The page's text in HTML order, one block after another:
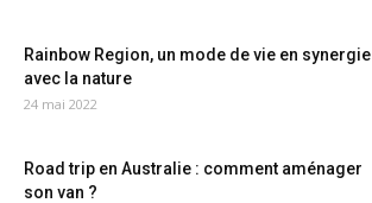
Rainbow Region, un mode de vie en synergie
avec la nature
24 mai 2022
Road trip en Australie : comment aménager
son van ?